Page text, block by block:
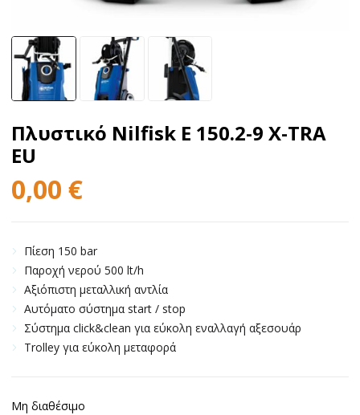
Πλυστικό Nilfisk E 150.2-9 X-TRA
EU
0,00 €
Πίεση 150 bar
Παροχή νερού 500 lt/h
Αξιόπιστη μεταλλική αντλία
Αυτόματο σύστημα start / stop
Σύστημα click&clean για εύκολη εναλλαγή αξεσουάρ
Trolley για εύκολη μεταφορά
Μη διαθέσιμο